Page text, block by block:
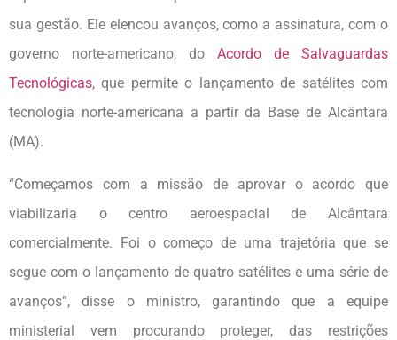
sua gestão. Ele elencou avanços, como a assinatura, com o
governo norte-americano, do Acordo de Salvaguardas
Tecnológicas, que permite o lançamento de satélites com
tecnologia norte-americana a partir da Base de Alcântara
(MA).
“Começamos com a missão de aprovar o acordo que
viabilizaria o centro aeroespacial de Alcântara
comercialmente. Foi o começo de uma trajetória que se
segue com o lançamento de quatro satélites e uma série de
avanços”, disse o ministro, garantindo que a equipe
ministerial vem procurando proteger, das restrições